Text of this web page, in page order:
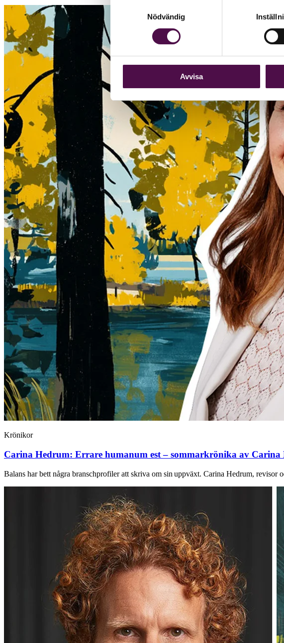
Samtyckesval
Nödvändig
Avvisa
Krönikor
Carina Hedrum: Errare humanum est – sommarkrönika av Carina
Balans har bett några branschprofiler att skriva om sin uppväxt. Carina Hedrum,